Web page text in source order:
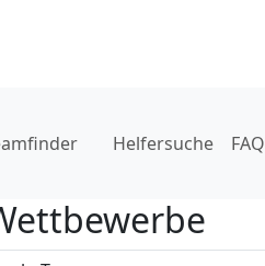
Helfersuche FAQ